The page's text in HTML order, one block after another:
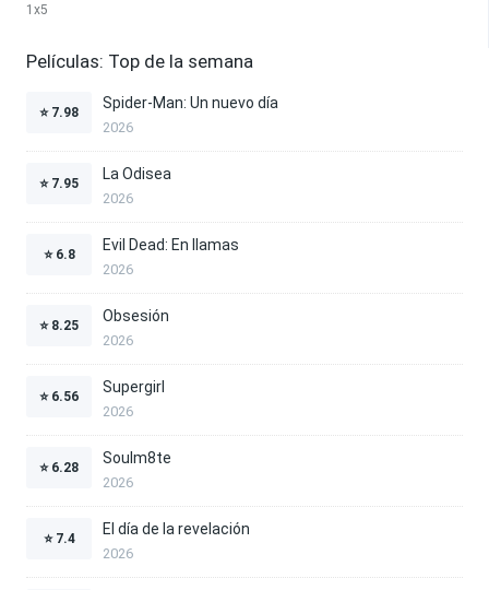
1 x5
Películas: Top de la semana
⭐ 7.98
Spider-Man: Un nuevo día
2026
⭐ 7.95
La Odisea
2026
⭐ 6.8
Evil Dead: En llamas
2026
⭐ 8.25
Obsesión
2026
⭐ 6.56
Supergirl
2026
⭐ 6.28
Soulm8te
2026
⭐ 7.4
El día de la revelación
2026